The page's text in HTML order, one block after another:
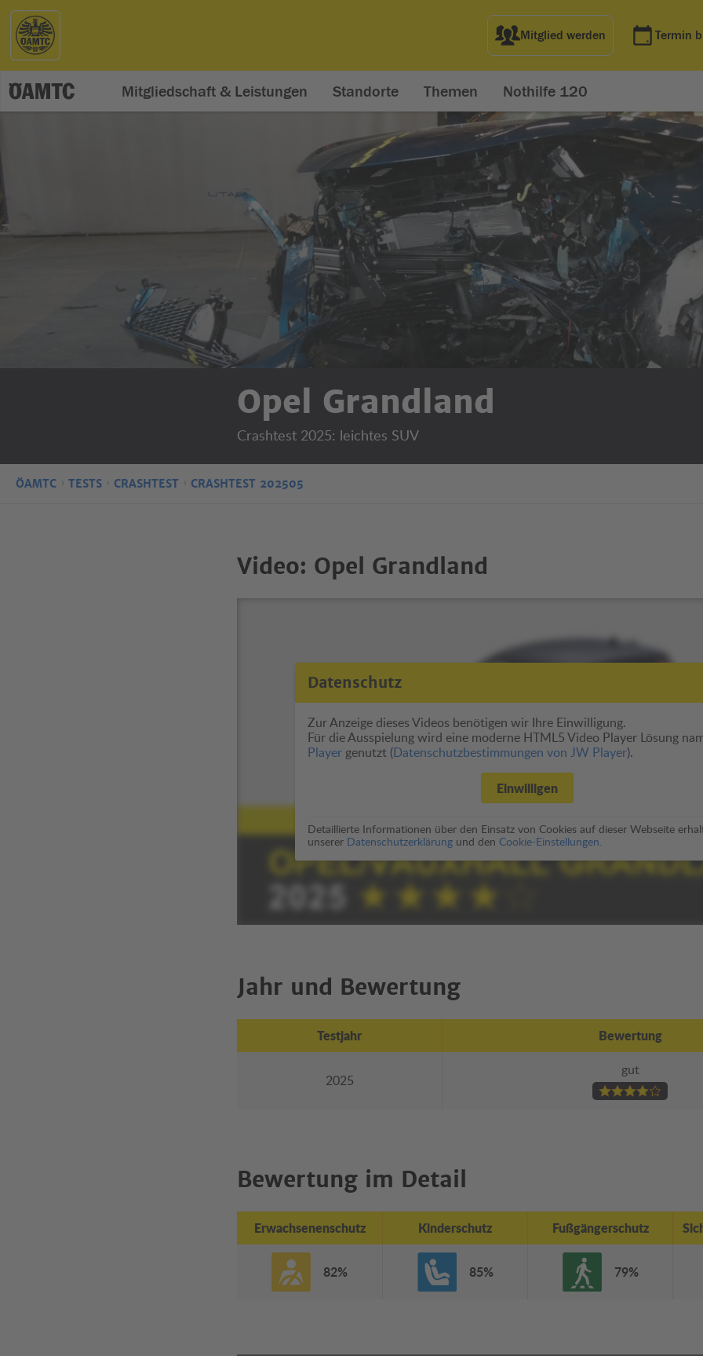
Mitglied werden Termin
Mitgliedschaft & Leistungen Standorte Themen Nothilfe 120
Opel Grandland
Crashtest 2025: leichtes SUV
ÖAMTC TESTS CRASHTEST CRASHTEST 202505
Video: Opel Grandland
Datenschutz
Zur Anzeige dieses Videos benötigen wir Ihre Einwilligung.
Für die Ausspielung wird eine moderne HTML5 Video Player Lösung
Player genutzt (Datenschutzbestimmungen von JW Player).
Einwilligen
Detaillierte Informationen über den Einsatz von Cookies auf dieser Webseite
unserer Datenschutzerklärung und den Cookie-Einstellungen.
Jahr und Bewertung
Testjahr Bewertung
2025
gut
Bewertung im Detail
Erwachsenenschutz Kinderschutz Fußgängerschutz
82% 85% 79%